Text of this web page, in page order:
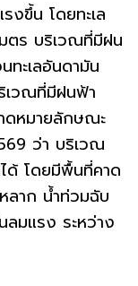
งขึ้น โดยทะเล
ตร บริเวณที่มีฝน
ะเลอันดามัน
เวณที่มีฝนฟ้า
ดหมายลักษณะ
ว่า บริเวณ
ด้ โดยมีพื้นที่คาด
ลาก น้ำท่วมฉับ
มแรง ระหว่าง